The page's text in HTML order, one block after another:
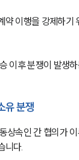
팀소개
대륜의 강점
고객의 소리
업무사례
주요 업무사례
약 이행을 강제하기
이후 분쟁이 발생
유 분쟁
상속인 간 협의가
니다.